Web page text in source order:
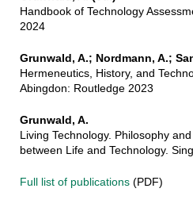
Handbook of Technology
2024
Grunwald, A.; Nordmann, A.;
Hermeneutics, History, and
Abingdon: Routledge 2023
Grunwald, A.
Living Technology. Philosophy
between Life and Technology.
Full list of publications(PDF)